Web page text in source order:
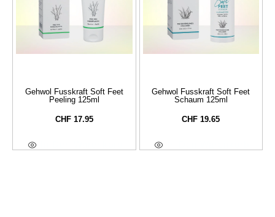
Gehwol Fusskraft Soft Feet
Peeling 125ml
CHF17.95
Gehwol Fusskraft Soft Feet
Schaum 125ml
CHF 19.65